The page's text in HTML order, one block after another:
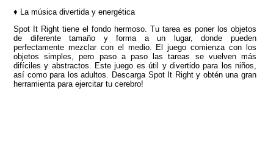
♦ La música divertida y energética
Spot It Right tiene el fondo hermoso. Tu tarea es poner los objetos
de diferente tamaño y forma a un lugar, donde pueden
perfectamente mezclar con el medio. El juego comienza con los
objetos simples, pero paso a paso las tareas se vuelven más
difíciles y abstractos. Este juego es útil y divertido para los niños,
así como para los adultos. Descarga Spot It Right y obtén una gran
herramienta para ejercitar tu cerebro!